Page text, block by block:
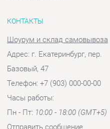
Пн - Пт:10:00 - 18:00 (GMT+5)
Отправить сообщение